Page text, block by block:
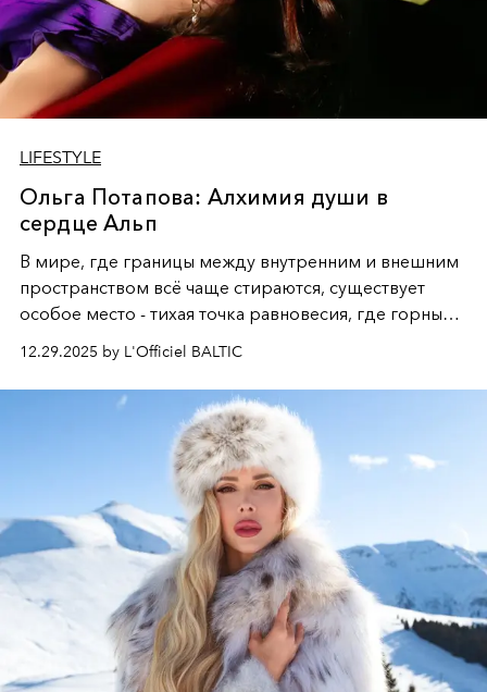
LIFESTYLE
Ольга Потапова: Алхимия души в
сердце Альп
В мире, где границы между внутренним и внешним
пространством всё чаще стираются, существует
особое место - тихая точка равновесия, где горные
глубинами человеческой души. Здесь, на стыке
вечного льда и вечных вопросов, живёт и творит
Ольга Потапова - женщина, чей путь от поиска
истины превратился в искусство превращения
человеческих кризисов в возможности для
возрождения.
12.29.2025 by L'Officiel BALTIC